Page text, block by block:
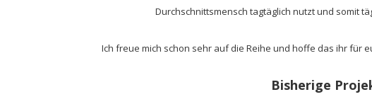
Durchschnittsmensch tagtäglich nutzt und somit
Ich freue mich schon sehr auf die Reihe und hoffe das ihr für
Bisherige